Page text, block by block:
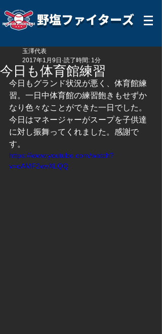
野塩ファイターズ
今日も体育館練習
玉澤代表
2017年1月9日 読了時間: 1分
今日もグランド状況が悪く、体育館練
習。一日中体育館の練習飽きもせずか
なり色々なことができた一日でした。
今日はマネージャーがスープを子供達
に対し振舞ってくれました。感謝で
す。
https://www.youtube.com/watch?
v=oAMF2wvXLQQ